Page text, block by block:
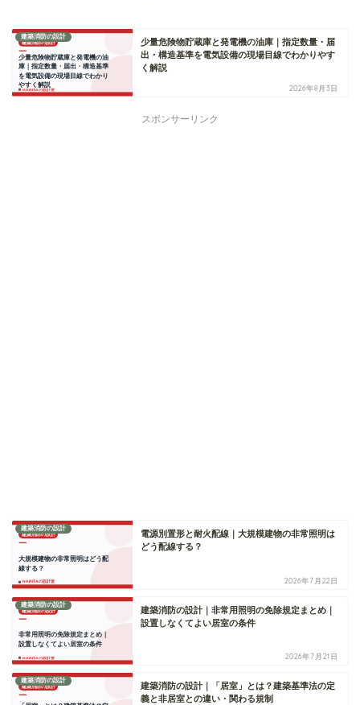
建築消防の設計
少量危険物貯蔵庫と発電機の油庫｜指定数量・届
出・構造基準を電気設備の現場目線でわかりやす
く解説
2026年8月3日
スポンサーリンク
建築消防の設計
電源別置形と耐火配線｜大規模建物の非常照明は
どう配線する？
2026年7月22日
建築消防の設計
建築消防の設計｜非常用照明の免除規定まとめ｜
設置しなくてよい居室の条件
2026年7月21日
建築消防の設計
建築消防の設計｜「居室」とは？建築基準法の定
義と非居室との違い・関わる規制